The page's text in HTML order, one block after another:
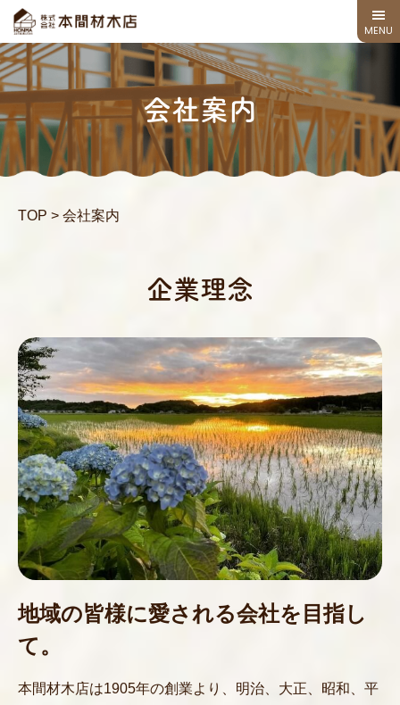
コンセプト
新築 / 注文住宅
リフォーム
お知らせ
会社案内
お問い合わせ
プライバシーポリシー
〒954-0016 新潟県見附市庄川町872番地
会社案内
TOP > 会社案内
企業理念
地域の皆様に愛される会社を目指し
て。
本間材木店は1905年の創業より、明治、大正、昭和、平